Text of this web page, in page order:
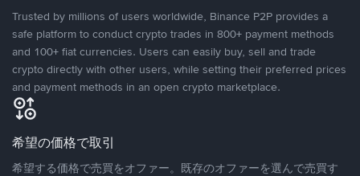
Trusted by millions of users worldwide, Binance P2P provides a
safe platform to conduct crypto trades in 800+ payment methods
and 100+ fiat currencies. Users can easily buy, sell and trade
crypto directly with other users, while setting their preferred prices
and payment methods in an open crypto marketplace.
希望の価格で取引
希望する価格で売買をオファー。既存のオファーを選んで売買す